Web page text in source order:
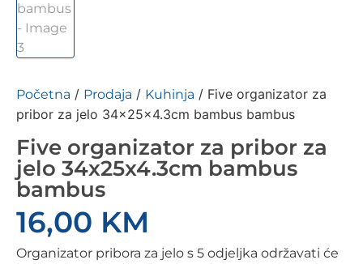
Početna / Prodaja / Kuhinja / Five organizator za
pribor za jelo 34x25x4.3cm bambus bambus
Five organizator za pribor za
jelo 34x25x4.3cm bambus
bambus
16,00 KM
Organizator pribora za jelo s 5 odjeljka održavati će